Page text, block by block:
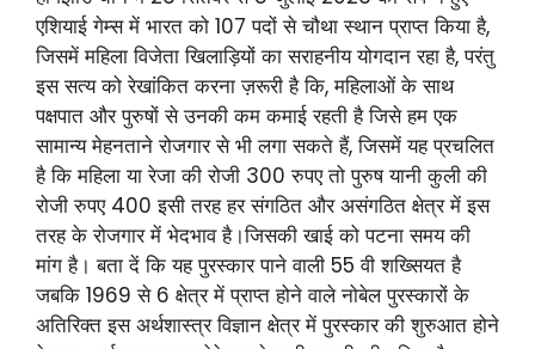
एशियाई गेम्स में भारत को 107 पदों से चौथा स्थान प्राप्त किया है,
जिसमें महिला विजेता खिलाड़ियों का सराहनीय योगदान रहा है, परंतु
इस सत्य को रेखांकित करना ज़रूरी है कि, महिलाओं के साथ
पक्षपात और पुरुषों से उनकी कम कमाई रहती है जिसे हम एक
सामान्य मेहनताने रोजगार से भी लगा सकते हैं, जिसमें यह प्रचलित
है कि महिला या रेजा की रोजी 300 रुपए तो पुरुष यानी कुली की
रोजी रुपए 400 इसी तरह हर संगठित और असंगठित क्षेत्र में इस
तरह के रोजगार में भेदभाव है।जिसकी खाई को पटना समय की
मांग है। बता दें कि यह पुरस्कार पाने वाली 55 वी शख्सियत है
जबकि 1969 से 6 क्षेत्र में प्राप्त होने वाले नोबेल पुरस्कारों के
अतिरिक्त इस अर्थशास्त्र विज्ञान क्षेत्र में पुरस्कार की शुरुआत होने